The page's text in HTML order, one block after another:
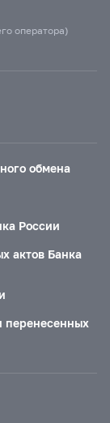
оператора)
обмена
России
актов Банка
перенесенных